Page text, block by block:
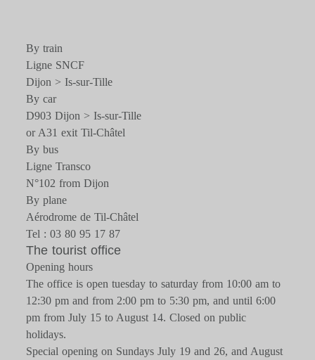
By train
Ligne SNCF
Dijon > Is-sur-Tille
By car
D903 Dijon > Is-sur-Tille
or A31 exit Til-Châtel
By bus
Ligne Transco
N°102 from Dijon
By plane
Aérodrome de Til-Châtel
Tel : 03 80 95 17 87
The tourist office
Opening hours
The office is open tuesday to saturday from 10:00 am to
12:30 pm and from 2:00 pm to 5:30 pm, and until 6:00
pm from July 15 to August 14. Closed on public
holidays.
Special opening on Sundays July 19 and 26, and August